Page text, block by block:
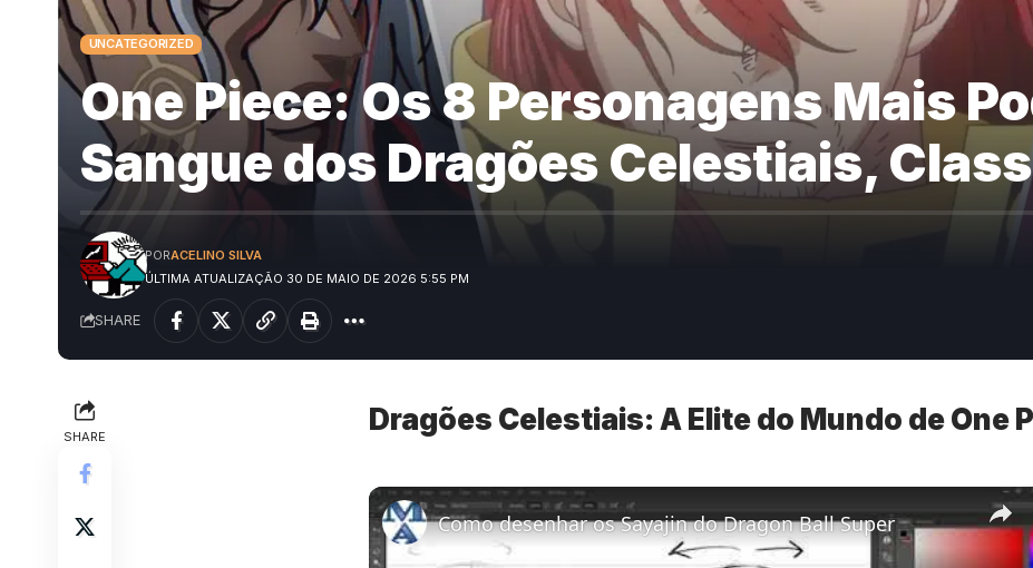
UNCATEGORIZED
One Piece: Os 8 Personagens Mais
Sangue dos Dragões Celestiais,
ÚLTIMA ATUALIZAÇÃO 30 DE MAIO DE 2026 5:55 PM
PORACELINO SILVA
SHARE
SHARE Dragões Celestiais: A Elite do Mundo de One
Como desenhar os Sayajin do Dragon Ball Super